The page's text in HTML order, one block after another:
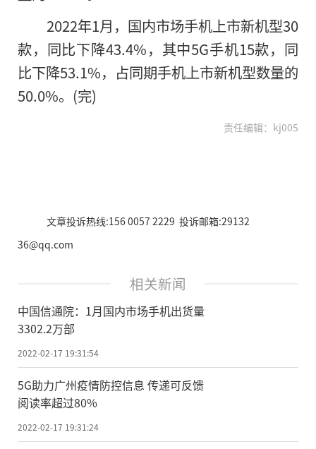
2022年1月，国内市场手机上市新机型30
款，同比下降43.4%，其中5G手机15款，同
比下降53.1%，占同期手机上市新机型数量的
50.0%。(完)
责任编辑：kj005
文章投诉热线:156 0057 2229 投诉邮箱:29132
36@qq.com
相关新闻
中国信通院：1月国内市场手机出货量
3302.2万部
2022-02-17 19:31:54
5G助力广州疫情防控信息 传递可反馈
阅读率超过80%
2022-02-17 19:31:24